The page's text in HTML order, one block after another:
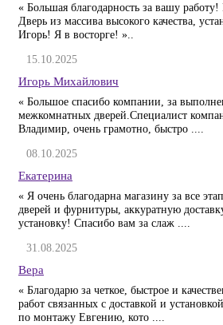
« Большая благодарность за вашу
Дверь из массива высокого качества,
Игорь! Я в восторге! »..
15.10.2025
Игорь Михайлович
« Большое спасибо компании, за
межкомнатных дверей.Специалист
Владимир, очень грамотно, быстро ....
08.10.2025
Екатерина
« Я очень благодарна магазину за все
дверей и фурнитуры, аккуратную
установку! Спасибо вам за слаж ....
31.08.2025
Вера
« Благодарю за четкое, быстрое и
работ связанных с доставкой и
по монтажу Евгению, кото ....